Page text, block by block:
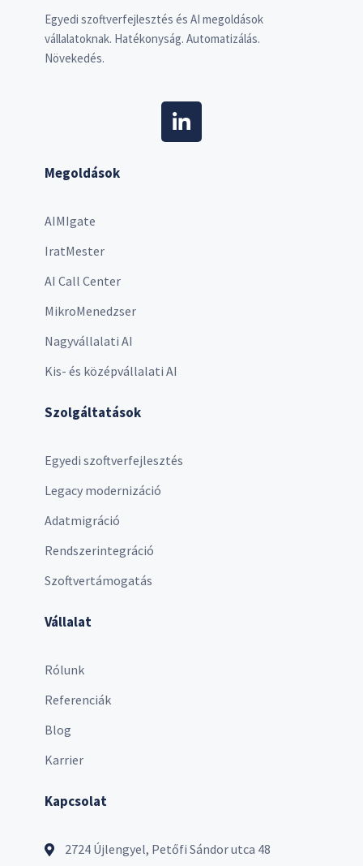
Egyedi szoftverfejlesztés és AI megoldások
vállalatoknak. Hatékonyság. Automatizálás.
Növekedés.
Megoldások
AIMIgate
IratMester
AI Call Center
MikroMenedzser
Nagyvállalati AI
Kis- és középvállalati AI
Szolgáltatások
Egyedi szoftverfejlesztés
Legacy modernizáció
Adatmigráció
Rendszerintegráció
Szoftvertámogatás
Vállalat
Rólunk
Referenciák
Blog
Karrier
Kapcsolat
2724 Újlengyel, Petőfi Sándor utca 48